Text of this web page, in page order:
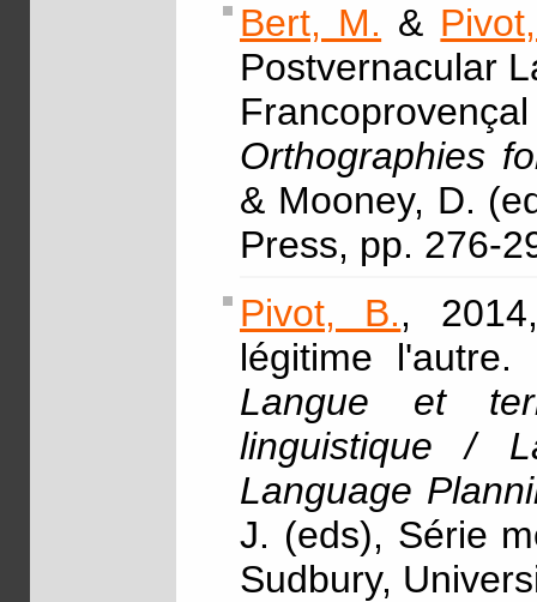
Bert, M. &
Postvernacular
Orthographies
& Mooney, D.
Press, pp. 276-
Pivot, B.,
légitime
Langue et
linguistique /
Language
J. (eds), Série
Sudbury,